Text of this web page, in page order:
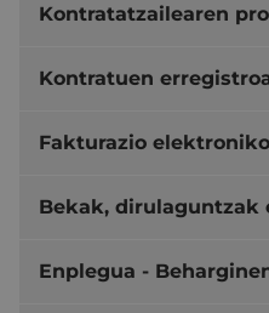
Kontratatzailearen
Kontratuen
Fakturazio
Bekak, dirulaguntzak
Enplegua -